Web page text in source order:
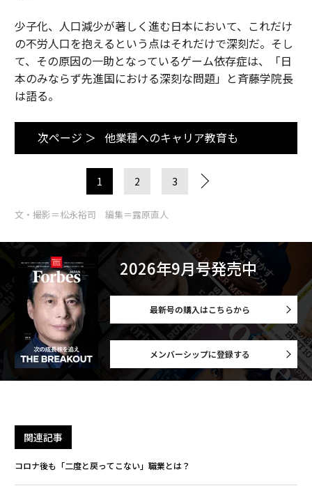
少子化、人口減少が著しく進む日本において、これだけ
の不労人口を抱えるという点はそれだけで深刻だ。そし
て、その原因の一助となっているゲーム依存症は、「日
本のみならず先進国における深刻な問題」と斉藤学院長
は語る。
次ページ ＞ 他業種へのキャリア教育も
1 2 3
文・撮影＝松永裕司 編集＝露原直人
2026年9月号発売中
最新号の購入はこちらから
メンバーシップに登録する
関連記事
コロナ後も「二度と戻ってこない」職業とは？